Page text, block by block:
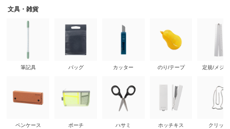
文具・雑貨
筆記具
ペンケース
バッグ
ポーチ
カッター
ハサミ
のり/テープ
ホッチキス
定規/メジ
クリップ